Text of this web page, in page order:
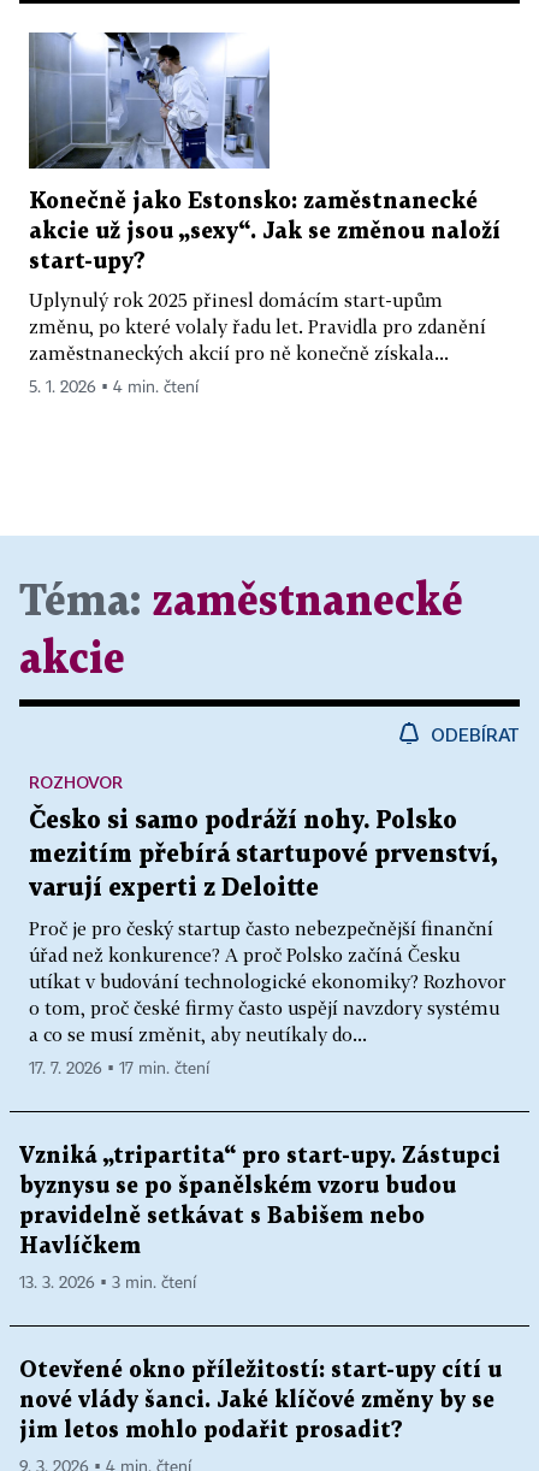
Konečně jako Estonsko: zaměstnanecké
akcie už jsou „sexy“. Jak se změnou naloží
start-upy?
Uplynulý rok 2025 přinesl domácím start-upům
změnu, po které volaly řadu let. Pravidla pro zdanění
zaměstnaneckých akcií pro ně konečně získala...
5. 1. 2026 ▪ 4 min. čtení
Téma: zaměstnanecké
akcie
ODEBÍRAT
Česko si samo podráží nohy. Polsko
mezitím přebírá startupové prvenství,
varují experti z Deloitte
Proč je pro český startup často nebezpečnější finanční
úřad než konkurence? A proč Polsko začíná Česku
utíkat v budování technologické ekonomiky? Rozhovor
o tom, proč české firmy často uspějí navzdory systému
a co se musí změnit, aby neutíkaly do...
ROZHOVOR
17. 7. 2026 ▪ 17 min. čtení
Vzniká „tripartita“ pro start-upy. Zástupci
byznysu se po španělském vzoru budou
pravidelně setkávat s Babišem nebo
Havlíčkem
13. 3. 2026 ▪ 3 min. čtení
Otevřené okno příležitostí: start-upy cítí u
nové vlády šanci. Jaké klíčové změny by se
jim letos mohlo podařit prosadit?
9. 3. 2026 ▪ 4 min. čtení